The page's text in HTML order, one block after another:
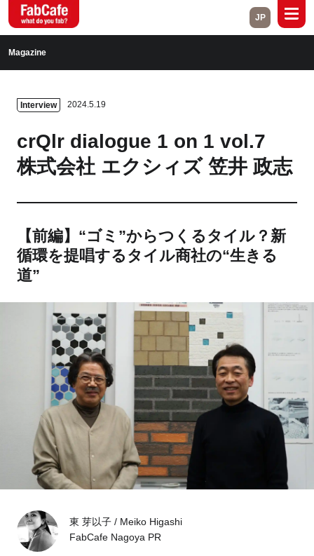
Open Labs Project Cases
Close
Tokyo Fuji
Nagoya Kyoto
Osaka Hida
Chiba
Fukushima Taipei
Kuala Lumpur
JP
Magazine
Interview 2024.5.19
crQlr dialogue 1 on 1 vol.7
株式会社 エクシィズ 笠井 政志
【前編】“ゴミ”からつくるタイル？新
循環を提唱するタイル商社の“生きる
道”
東 芽以子 / Meiko Higashi
FabCafe Nagoya PR